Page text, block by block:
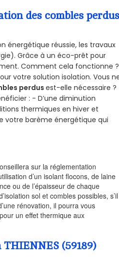
des combles perdus
énergétique réussie, les travaux
Grâce à un éco-prêt pour
Comment cela fonctionne ?
votre solution isolation. Vous
perdusest-elle nécessaire ?
: - D’une diminution
thermiques en hiver et
votre barème énergétique qui
sur la réglementation
d’un isolant flocons, de laine
ou de l’épaisseur de chaque
sol et combles possibles, s’il
rénovation, il pourra vous
un effet thermique aux
(59189)